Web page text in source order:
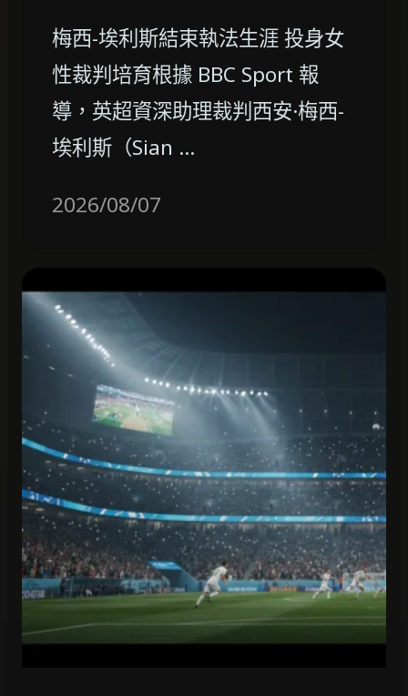
梅西-埃利斯結束執法生涯 投身女
性裁判培育根據 BBC Sport 報
導，英超資深助理裁判西安·梅西-
埃利斯（Sian …
2026/08/07